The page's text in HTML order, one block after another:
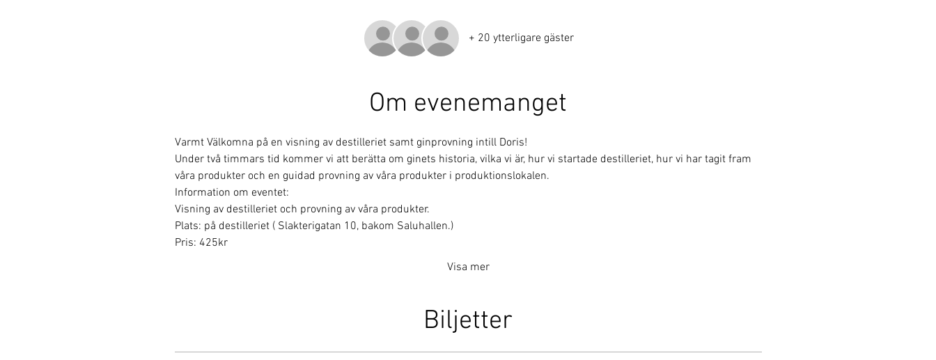
+ 20 ytterligare gäster
Om evenemanget
Varmt Välkomna på en visning av destilleriet samt ginprovning intill Doris!
Under två timmars tid kommer vi att berätta om ginets historia, vilka vi är, hur vi startade destilleriet, hur vi har tagit fram
våra produkter och en guidad provning av våra produkter i produktionslokalen.
Information om eventet:
Visning av destilleriet och provning av våra produkter.
Plats: på destilleriet ( Slakterigatan 10, bakom Saluhallen.)
Pris: 425kr
Visa mer
Biljetter